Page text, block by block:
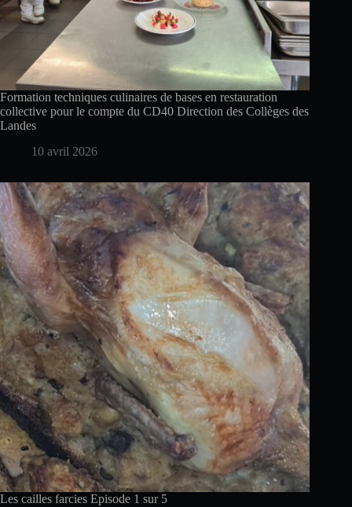
Formation techniques culinaires de bases en restauration
collective pour le compte du CD40 Direction des Collèges des
Landes
10 avril 2026
Les cailles farcies Episode 1 sur 5